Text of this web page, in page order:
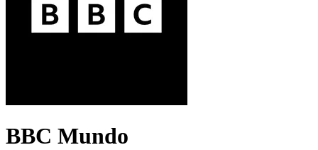
BBC Mundo